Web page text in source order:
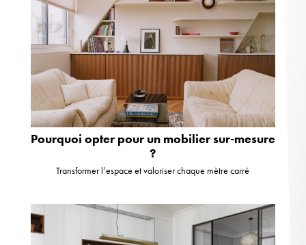
Pourquoi opter pour un mobilier sur-mesure
?
Transformer l’espace et valoriser chaque mètre carré